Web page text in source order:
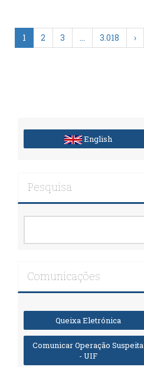
1 2 3 … 3.018 ›
English
Pesquisa
Comunicações
Queixa Eletrónica
Comunicar Operação Suspeita
- UIF